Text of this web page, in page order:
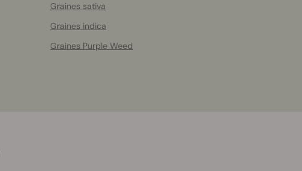
Graines sativa
Graines indica
Graines Purple Weed